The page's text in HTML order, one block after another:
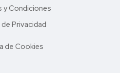
y Condiciones
Privacidad
de Cookies